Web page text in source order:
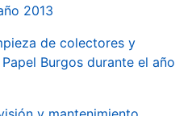
2013
de colectores y
Burgos durante el año